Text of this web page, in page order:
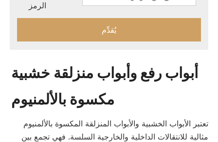
يُقدِّم
أبواب رفع وأبواب منزلقة خشبية
مكسوة بالألمنيوم
تعتبر الأبواب الخشبية والأبواب المنزلقة المكسوة بالألمنيوم
مثالية للانتقالات الداخلية والخارجية السلسة. فهي تجمع بين